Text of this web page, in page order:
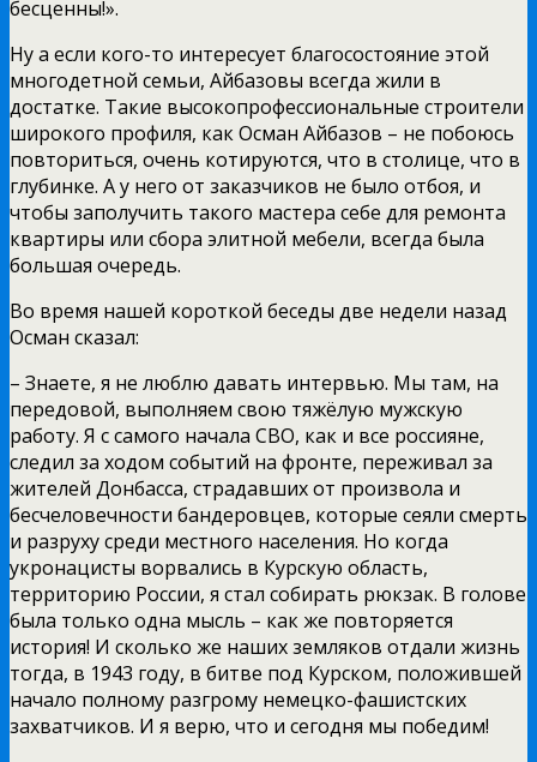
бесценны!».
Ну а если кого-то интересует благосостояние этой
многодетной семьи, Айбазовы всегда жили в
достатке. Такие высокопрофессиональные строители
широкого профиля, как Осман Айбазов – не побоюсь
повториться, очень котируются, что в столице, что в
глубинке. А у него от заказчиков не было отбоя, и
чтобы заполучить такого мастера себе для ремонта
квартиры или сбора элитной мебели, всегда была
большая очередь.
Во время нашей короткой беседы две недели назад
Осман сказал:
– Знаете, я не люблю давать интервью. Мы там, на
передовой, выполняем свою тяжёлую мужскую
работу. Я с самого начала СВО, как и все россияне,
следил за ходом событий на фронте, переживал за
жителей Донбасса, страдавших от произвола и
бесчеловечности бандеровцев, которые сеяли смерть
и разруху среди местного населения. Но когда
укронацисты ворвались в Курскую область,
территорию России, я стал собирать рюкзак. В голове
была только одна мысль – как же повторяется
история! И сколько же наших земляков отдали жизнь
тогда, в 1943 году, в битве под Курском, положившей
начало полному разгрому немецко-фашистских
захватчиков. И я верю, что и сегодня мы победим!